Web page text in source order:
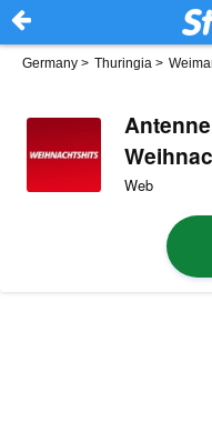
Germany > Thuringia >
Web